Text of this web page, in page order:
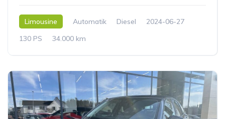
Limousine Automatik Diesel
2024-06-27
130 PS
34.000 km